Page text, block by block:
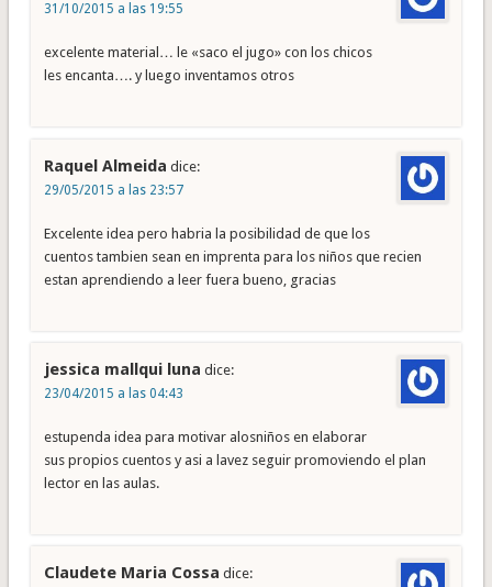
31/10/2015 a las 19:55
excelente material… le «saco el jugo» con los chicos
les encanta…. y luego inventamos otros
Raquel Almeida dice:
29/05/2015 a las 23:57
Excelente idea pero habria la posibilidad de que los
cuentos tambien sean en imprenta para los niños que recien
estan aprendiendo a leer fuera bueno, gracias
jessica mallqui luna dice:
23/04/2015 a las 04:43
estupenda idea para motivar alosniños en elaborar
sus propios cuentos y asi a lavez seguir promoviendo el plan
lector en las aulas.
Claudete Maria Cossa dice: